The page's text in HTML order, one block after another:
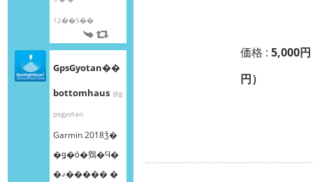
12��5��
GpsGyotan��
bottomhaus @g
psgyotan
Garmin 2018ǯ�
�ǥ�ȯ�䳫�Ϥ�
�ޤ����� �
価格 : 5,000
円）